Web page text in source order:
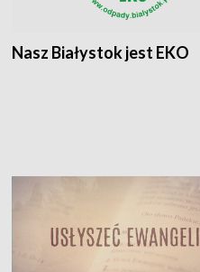
Nasz Białystok jest EKO